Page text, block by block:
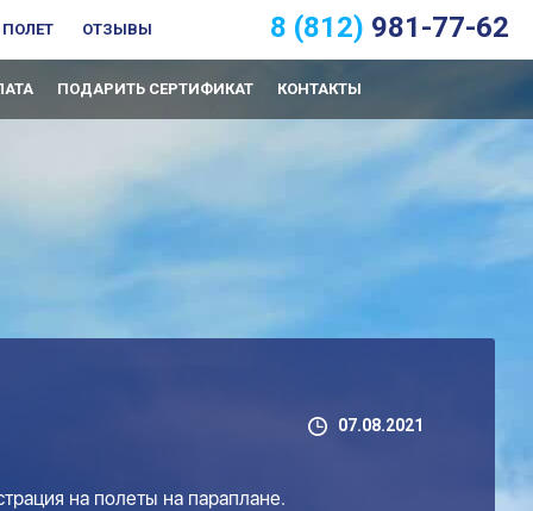
8 (812) 981-77-62
ОТЗЫВЫ
ПОДАРИТЬ СЕРТИФИКАТ КОНТАКТЫ
07.08.2021
на полеты на параплане.